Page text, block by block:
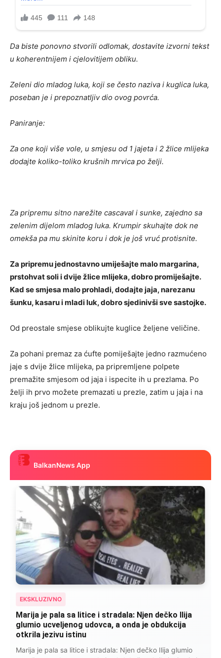
Da biste ponovno stvorili odlomak, dostavite izvorni tekst
u koherentnijem i cjelovitijem obliku.
Zeleni dio mladog luka, koji se često naziva i kuglica luka,
poseban je i prepoznatljiv dio ovog povrća.
Paniranje:
Za one koji više vole, u smjesu od 1 jajeta i 2 žlice mlijeka
dodajte koliko-toliko krušnih mrvica po želji.
Za pripremu sitno narežite cascaval i sunke, zajedno sa
zelenim dijelom mladog luka. Krumpir skuhajte dok ne
omekša pa mu skinite koru i dok je još vruć protisnite.
Za pripremu jednostavno umiješajte malo margarina,
prstohvat soli i dvije žlice mlijeka, dobro promiješajte.
Kad se smjesa malo prohladi, dodajte jaja, narezanu
šunku, kasaru i mladi luk, dobro sjedinivši sve sastojke.
Od preostale smjese oblikujte kuglice željene veličine.
Za pohani premaz za ćufte pomiješajte jedno razmućeno
jaje s dvije žlice mlijeka, pa pripremljene polpete
premažite smjesom od jaja i ispecite ih u prezlama. Po
želji ih prvo možete premazati u prezle, zatim u jaja i na
kraju još jednom u prezle.
BalkanNews App
EKSKLUZIVNO
Marija je pala sa litice i stradala: Njen dečko Ilija
glumio ucveljenog udovca, a onda je obdukcija
otkrila jezivu istinu
Marija je pala sa litice i stradala: Njen dečko Ilija glumio